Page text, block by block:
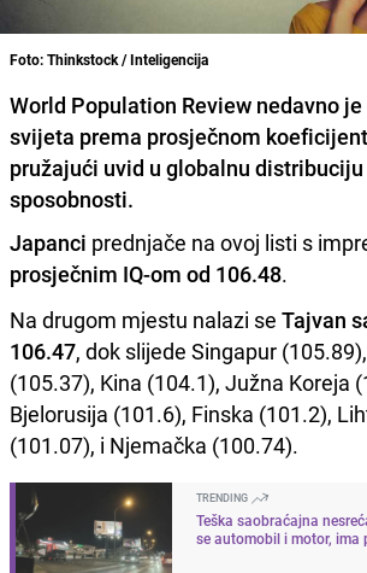
Foto: Thinkstock / Inteligencija
World Population Review nedavno
svijeta prema prosječnom
pružajući uvid u globalnu
sposobnosti.
Japanci prednjače na ovoj listi s
prosječnim IQ-om od 106.48.
Na drugom mjestu nalazi se Tajvan
106.47, dok slijede Singapur
(105.37), Kina (104.1), Južna Koreja
Bjelorusija (101.6), Finska (101.2),
(101.07), i Njemačka (100.74).
TRENDING
Teška saobraćajna
se automobil i motor, ima